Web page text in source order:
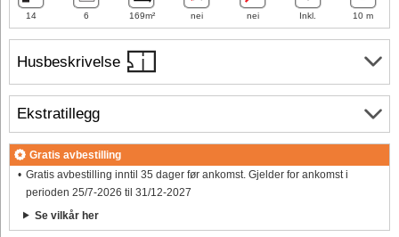
Husbeskrivelse
14 6 169m² nei nei Inkl. 10 m
Ekstratillegg
Gratis avbestilling
Gratis avbestilling inntil 35 dager før ankomst. Gjelder for ankomst i
perioden 25/7-2026 til 31/12-2027
Se vilkår her